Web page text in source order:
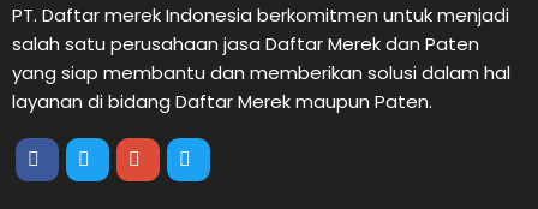
PT. Daftar merek Indonesia berkomitmen untuk menjadi
salah satu perusahaan jasa Daftar Merek dan Paten
yang siap membantu dan memberikan solusi dalam hal
layanan di bidang Daftar Merek maupun Paten.